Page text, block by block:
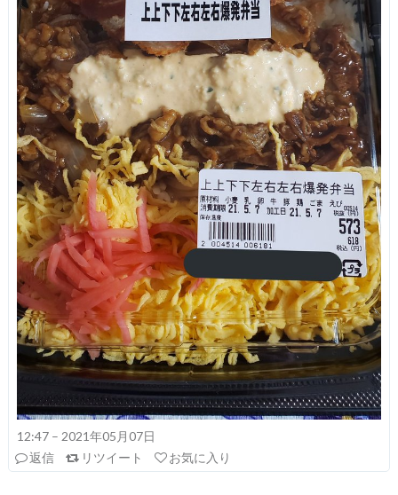
12:47 – 2021年05月07日
返信
リツイート お気に入り